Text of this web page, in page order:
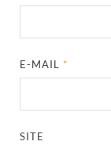
E-MAIL*
SITE